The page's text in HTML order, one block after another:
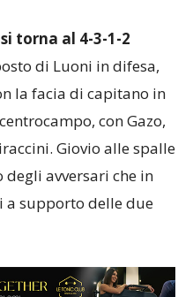
torna al 4-3-1-2
di Luoni in difesa,
la facia di capitano in
con Gazo,
Giovio alle spalle
avversari che in
a supporto delle due